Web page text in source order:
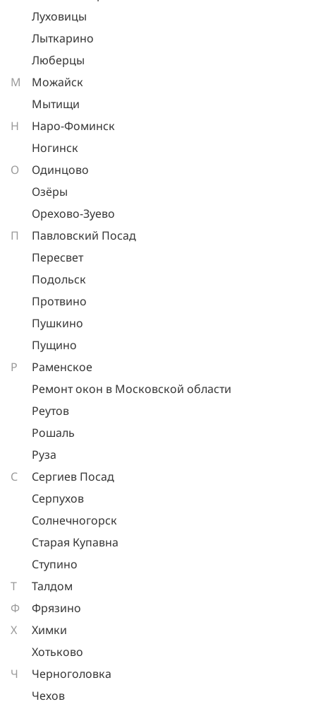
Луховицы
Лыткарино
Люберцы
М
Можайск
Мытищи
Н
Наро-Фоминск
Ногинск
О
Одинцово
Озёры
Орехово-Зуево
П
Павловский Посад
Пересвет
Подольск
Протвино
Пушкино
Пущино
Р
Раменское
Ремонт окон в Московской области
Реутов
Рошаль
Руза
С
Сергиев Посад
Серпухов
Солнечногорск
Старая Купавна
Ступино
Т
Талдом
Ф
Фрязино
Х
Химки
Хотьково
Ч
Черноголовка
Чехов